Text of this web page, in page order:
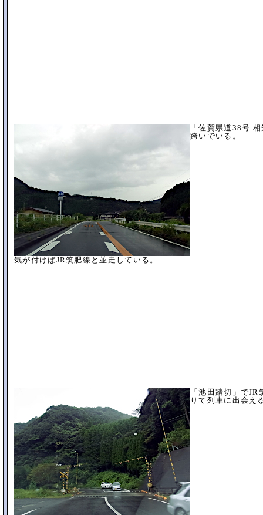
「佐賀県道38号
跨いでいる。
気が付けばJR筑肥線と並走している。
「池田踏切」で
りて列車に出会え